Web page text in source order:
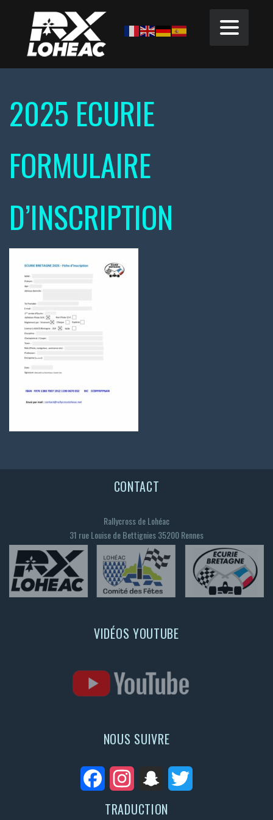
2025 ECURIE
FORMULAIRE
D’INSCRIPTION
CONTACT
Rallycross de Lohéac
31 rue Louise de Bettignies 35200 Rennes
VIDÉOS YOUTUBE
NOUS SUIVRE
FacebookInstagramSnapchat
TRADUCTION